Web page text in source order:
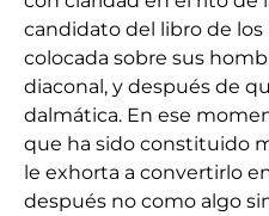
candidato del libro de los
colocada sobre sus
diaconal, y después de
dalmática. En ese
que ha sido constituido
le exhorta a convertirlo
después no como algo